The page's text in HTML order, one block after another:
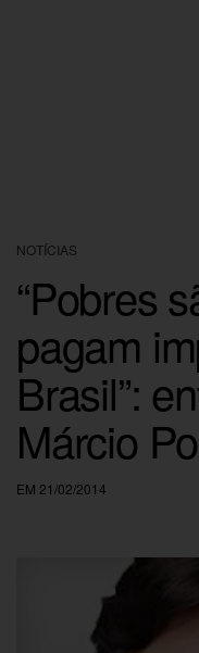
NOTÍCIAS
“Pobres
pagam
Brasil”:
Márcio
EM 21/02/2014